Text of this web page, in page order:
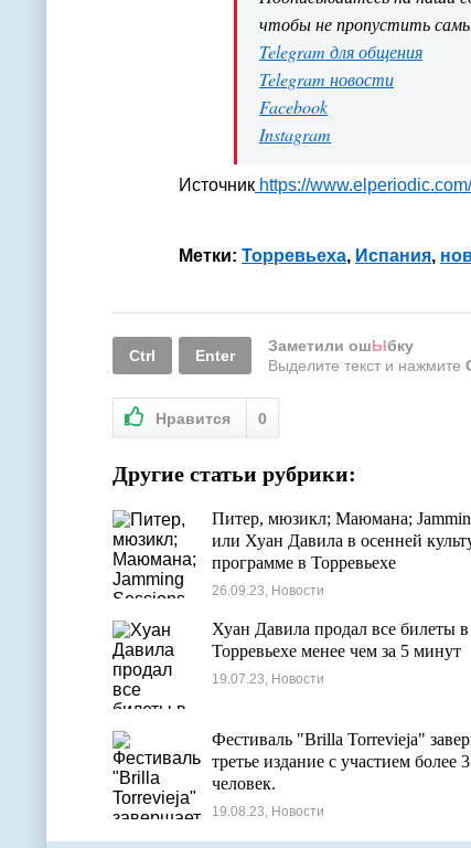
чтобы не пропустить
Telegram для общения
Telegram новости
Facebook
Instagram
Источник https://www.elperiodic.com/
Метки: Торревьеха, Испания,
Ctrl Enter
Заметили ошЫбку
Выделите текст и нажмите
Нравится 0
Другие статьи рубрики:
Питер, мюзикл; Маюмана;
или Хуан Давила в осенней
программе в Торревьехе
26.09.23, Новости
Хуан Давила продал все билеты в
Торревьехе менее чем за 5 минут
19.07.23, Новости
Фестиваль "Brilla Torrevieja"
третье издание с участием более
человек.
19.08.23, Новости